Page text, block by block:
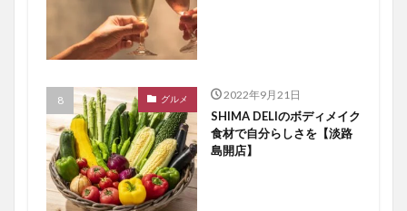
グルメ 2022年9月21日
SHIMA DELIのボディメイク
食材で自分らしさを【淡路
島開店】